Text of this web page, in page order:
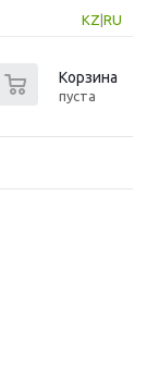
KZ RU
Корзина
пуста